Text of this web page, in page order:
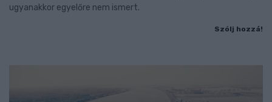
ugyanakkor egyelőre nem ismert.
Szólj hozzá!